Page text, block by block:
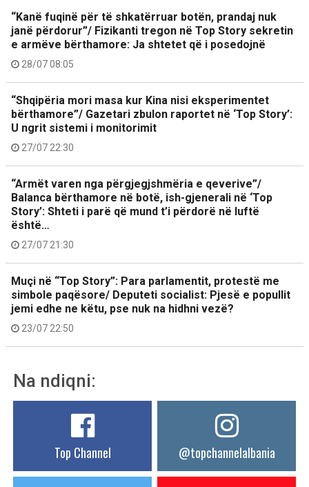
“Kanë fuqinë për të shkatërruar botën, prandaj nuk
janë përdorur”/ Fizikanti tregon në Top Story sekretin
e armëve bërthamore: Ja shtetet që i posedojnë
28/07 08:05
“Shqipëria mori masa kur Kina nisi eksperimentet
bërthamore”/ Gazetari zbulon raportet në ‘Top Story’:
U ngrit sistemi i monitorimit
27/07 22:30
“Armët varen nga përgjegjshmëria e qeverive”/
Balanca bërthamore në botë, ish-gjenerali në ‘Top
Story’: Shteti i parë që mund t’i përdorë në luftë
është…
27/07 21:30
Muçi në “Top Story”: Para parlamentit, protestë me
simbole paqësore/ Deputeti socialist: Pjesë e popullit
jemi edhe ne këtu, pse nuk na hidhni vezë?
23/07 22:50
Na ndiqni:
Top Channel @topchannelalbania